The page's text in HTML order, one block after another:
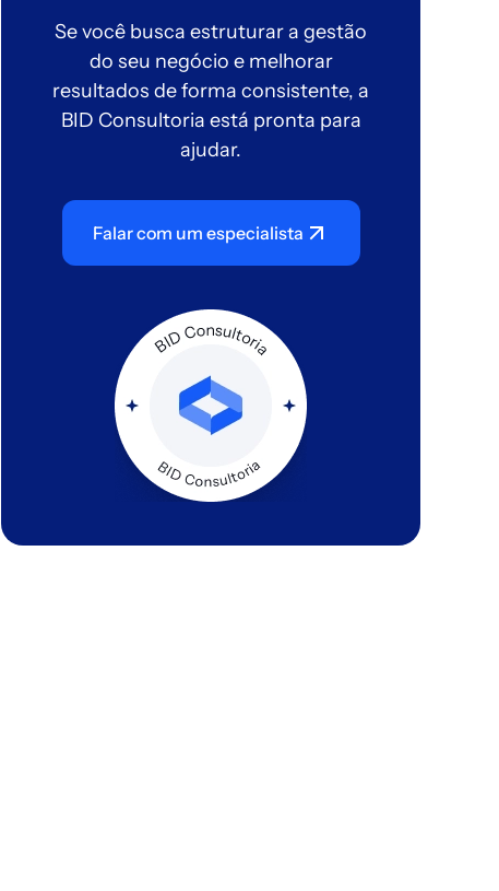
Se você busca estruturar a gestão
do seu negócio e melhorar
resultados de forma consistente, a
BID Consultoria está pronta para
ajudar.
Falar com um especialista